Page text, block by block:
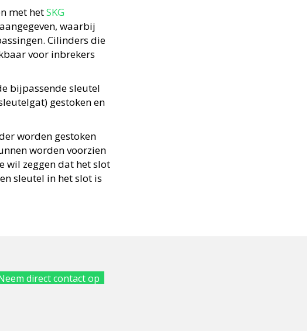
met hetSKG
waarbij
Cilinders die
voor inbrekers
bijpassende sleutel
gestoken en
worden gestoken
worden voorzien
wil zeggen dat het slot
sleutel in het slot is
direct contact op